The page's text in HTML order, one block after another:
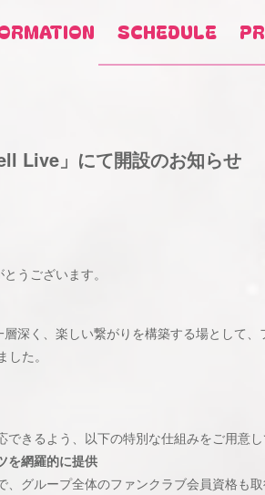
SCHEDULE
Live」にて開設のお知らせ
うございます。
深く、楽しい繋がりを構築する場として
た。
きるよう、以下の特別な仕組みをご用意し
を網羅的に提供
グループ全体のファンクラブ会員資格も